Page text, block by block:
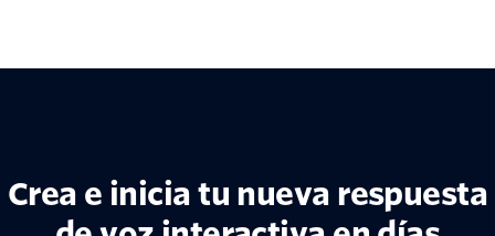
Crea e inicia tu nueva respuesta